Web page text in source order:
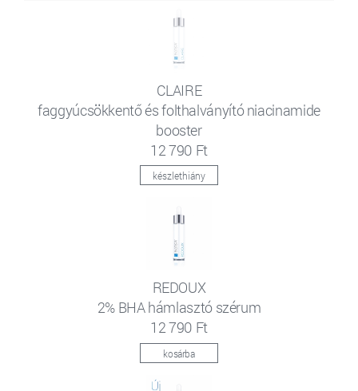
CLAIRE
faggyúcsökkentő és folthalványító niacinamide
booster
12 790 Ft
készlethiány
REDOUX
2% BHA hámlasztó szérum
12 790 Ft
kosárba